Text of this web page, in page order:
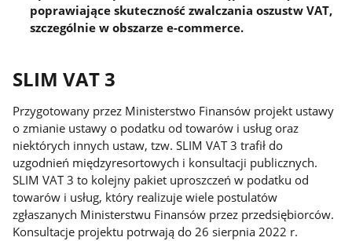
poprawiające skuteczność zwalczania oszustw VAT,
szczególnie w obszarze e-commerce.
SLIM VAT 3
Przygotowany przez Ministerstwo Finansów projekt ustawy
o zmianie ustawy o podatku od towarów i usług oraz
niektórych innych ustaw, tzw. SLIM VAT 3 trafił do
uzgodnień międzyresortowych i konsultacji publicznych.
SLIM VAT 3 to kolejny pakiet uproszczeń w podatku od
towarów i usług, który realizuje wiele postulatów
zgłaszanych Ministerstwu Finansów przez przedsiębiorców.
Konsultacje projektu potrwają do 26 sierpnia 2022 r.